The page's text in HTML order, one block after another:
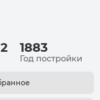
1883
Год постройки